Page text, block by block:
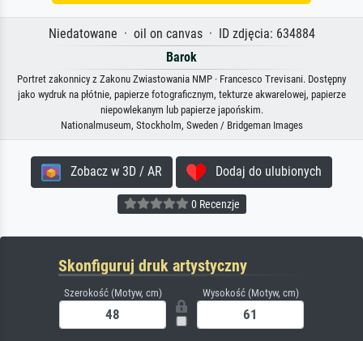
Niedatowane · oil on canvas · ID zdjęcia: 634884
Barok
Portret zakonnicy z Zakonu Zwiastowania NMP · Francesco Trevisani. Dostępny
jako wydruk na płótnie, papierze fotograficznym, tekturze akwarelowej, papierze
niepowlekanym lub papierze japońskim.
Nationalmuseum, Stockholm, Sweden / Bridgeman Images
Zobacz w 3D / AR Dodaj do ulubionych
0 Recenzje
Skonfiguruj druk artystyczny
Szerokość (Motyw, cm) Wysokość (Motyw, cm)